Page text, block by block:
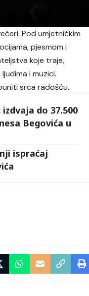
Pod umjetničkim
pjesmom i
koje traje,
i muzici.
srca radošću.
do 37.500
Begovića u
ispraćaj